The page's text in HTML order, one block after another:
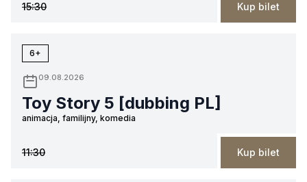
15:30 Kup bilet
6+
09.08.2026
Toy Story 5 [dubbing PL]
animacja, familijny, komedia
11:30 Kup bilet